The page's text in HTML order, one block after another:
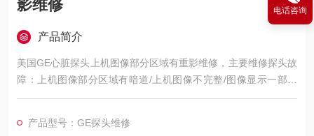
影维修
产品简介
美国GE心脏探头上机图像部分区域有重影维修，主要维修探头故
障：上机图像部分区域有暗道/上机图像不完整/图像显示一部分
图像有黑影 图像不良，如：暗道、黑影、黑屏、重影、缺失、模
部探头维修，如：声透镜破损脱落/起泡、外壳爆裂、线套破损、
产品型号：GE探头维修
电话咨询